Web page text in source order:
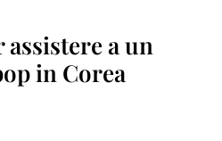
a un
in Corea